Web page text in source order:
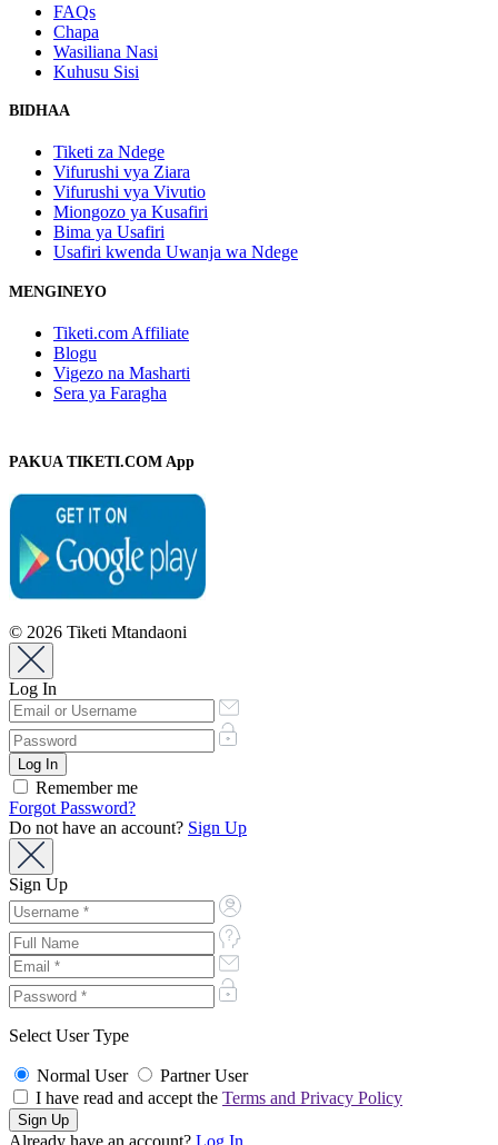
FAQs
Chapa
Wasiliana Nasi
Kuhusu Sisi
BIDHAA
Tiketi za Ndege
Vifurushi vya Ziara
Vifurushi vya Vivutio
Miongozo ya Kusafiri
Bima ya Usafiri
Usafiri kwenda Uwanja wa Ndege
MENGINEYO
Tiketi.com Affiliate
Blogu
Vigezo na Masharti
Sera ya Faragha
PAKUA TIKETI.COM App
© 2026 Tiketi Mtandaoni
Log In
Remember me
Forgot Password?
Do not have an account? Sign Up
Sign Up
Select User Type
Normal User
Partner User
I have read and accept the Terms and Privacy Policy
Already have an account? Log In